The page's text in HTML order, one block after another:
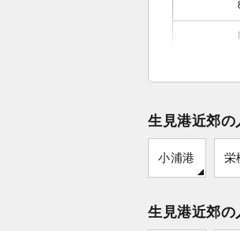
生見港近郊の
小浦港 栄
生見港近郊の